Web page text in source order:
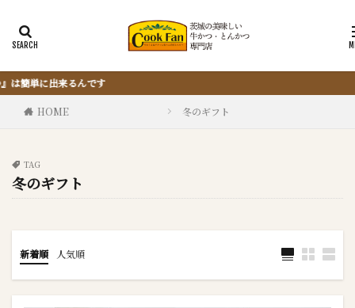
HOME 冬のギフト
TAG
冬のギフト
新着順 人気順